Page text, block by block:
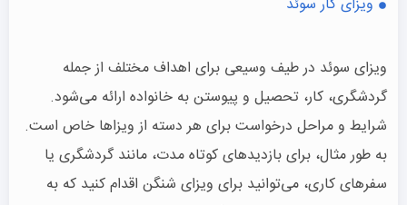
ویزای کار سوئد
ویزای سوئد در طیف وسیعی برای اهداف مختلف از جمله
گردشگری، کار، تحصیل و پیوستن به خانواده ارائه می‌شود.
شرایط و مراحل درخواست برای هر دسته از ویزاها خاص است.
به طور مثال، برای بازدیدهای کوتاه مدت، مانند گردشگری یا
سفرهای کاری، می‌توانید برای ویزای شنگن اقدام کنید که به